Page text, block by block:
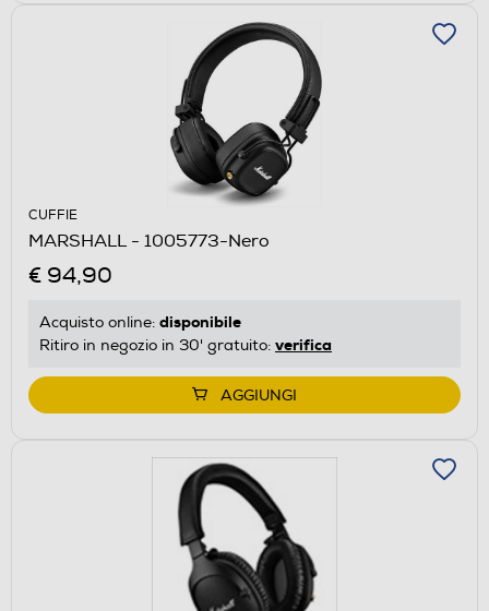
CUFFIE
MARSHALL - 1005773-Nero
€ 94,90
Acquisto online: disponibile
Ritiro in negozio in 30' gratuito: verifica
AGGIUNGI